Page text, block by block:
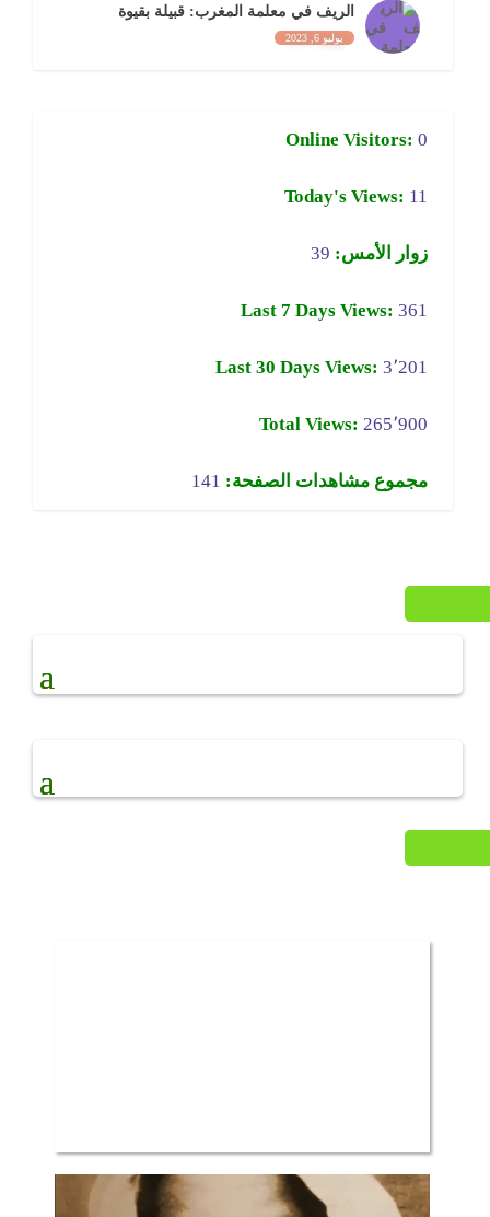
الريف في معلمة المغرب: قبيلة بقيوة
يوليو 6, 2023
Online Visitors: 0
Today's Views: 11
زوار الأمس: 39
Last 7 Days Views: 361
Last 30 Days Views: 3٬201
Total Views: 265٬900
مجموع مشاهدات الصفحة: 141